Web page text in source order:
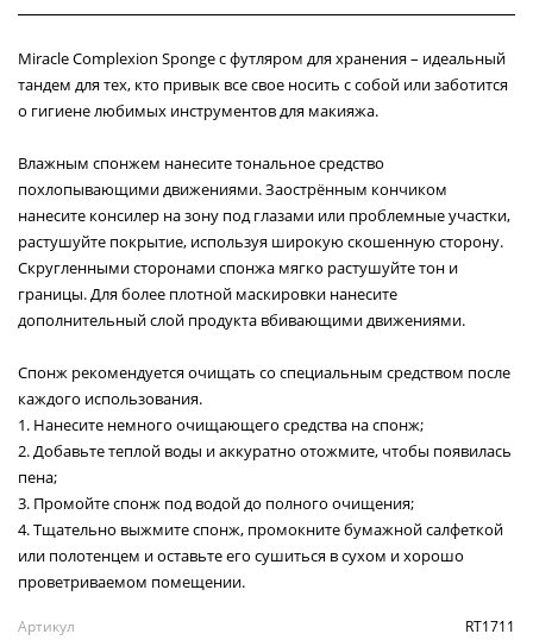
Miracle Complexion Sponge с футляром для хранения – идеальный
тандем для тех, кто привык все свое носить с собой или заботится
о гигиене любимых инструментов для макияжа.
Влажным спонжем нанесите тональное средство
похлопывающими движениями. Заострённым кончиком
нанесите консилер на зону под глазами или проблемные участки,
растушуйте покрытие, используя широкую скошенную сторону.
Скругленными сторонами спонжа мягко растушуйте тон и
границы. Для более плотной маскировки нанесите
дополнительный слой продукта вбивающими движениями.
Спонж рекомендуется очищать со специальным средством после
каждого использования.
1. Нанесите немного очищающего средства на спонж;
2. Добавьте теплой воды и аккуратно отожмите, чтобы появилась
пена;
3. Промойте спонж под водой до полного очищения;
4. Тщательно выжмите спонж, промокните бумажной салфеткой
или полотенцем и оставьте его сушиться в сухом и хорошо
проветриваемом помещении.
Артикул
RT1711